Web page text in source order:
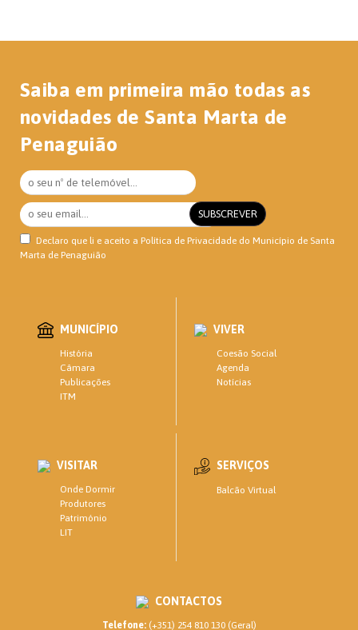
Saiba em primeira mão todas as
novidades de Santa Marta de
Penaguião
Declaro que li e aceito a Política de Privacidade do Município de Santa
Marta de Penaguião
MUNICÍPIO
História
Câmara
Publicações
ITM
VIVER
Coesão Social
Agenda
Notícias
VISITAR
Onde Dormir
Produtores
Património
LIT
SERVIÇOS
Balcão Virtual
CONTACTOS
Telefone:(+351) 254 810 130 (Geral)